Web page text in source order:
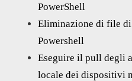
PowerShell
Eliminazione di file
Powershell
Eseguire il pull degli
locale dei dispositivi